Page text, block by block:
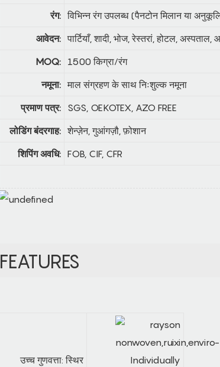
रंग: विभिन्न रंग उपलब्ध (पैनटोन मिलान या
आवेदन: पार्टियाँ, शादी, भोज, रेस्तरां, होटल, अस्पताल,
MOQ: 1500 किग्रा/रंग
नमूना: माल संग्रहण के साथ निःशुल्क नमूना
प्रमाण पत्र: SGS, OEKOTEX, AZO FREE
लोडिंग बंदरगाह: शेन्ज़ेन, गुआंगज़ौ, फ़ोशान
शिपिंग अवधि: FOB, CIF, CFR
FEATURES
उच्च गुणवत्ता: स्थिर